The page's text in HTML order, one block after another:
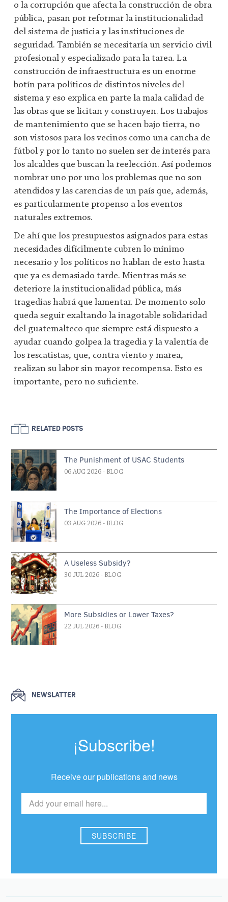
o la corrupción que afecta la construcción de obra
pública, pasan por reformar la institucionalidad
del sistema de justicia y las instituciones de
seguridad. También se necesitaría un servicio civil
profesional y especializado para la tarea. La
construcción de infraestructura es un enorme
botín para políticos de distintos niveles del
sistema y eso explica en parte la mala calidad de
las obras que se licitan y construyen. Los trabajos
de mantenimiento que se hacen bajo tierra, no
son vistosos para los vecinos como una cancha de
fútbol y por lo tanto no suelen ser de interés para
los alcaldes que buscan la reelección. Así podemos
nombrar uno por uno los problemas que no son
atendidos y las carencias de un país que, además,
es particularmente propenso a los eventos
naturales extremos.
De ahí que los presupuestos asignados para estas
necesidades difícilmente cubren lo mínimo
necesario y los políticos no hablan de esto hasta
que ya es demasiado tarde. Mientras más se
deteriore la institucionalidad pública, más
tragedias habrá que lamentar. De momento solo
queda seguir exaltando la inagotable solidaridad
del guatemalteco que siempre está dispuesto a
ayudar cuando golpea la tragedia y la valentía de
los rescatistas, que, contra viento y marea,
realizan su labor sin mayor recompensa. Esto es
importante, pero no suficiente.
RELATED POSTS
The Punishment of USAC Students
06 AUG 2026 - BLOG
The Importance of Elections
03 AUG 2026 - BLOG
A Useless Subsidy?
30 JUL 2026 - BLOG
More Subsidies or Lower Taxes?
22 JUL 2026 - BLOG
NEWSLATTER
¡Subscribe!
Receive our publications and news